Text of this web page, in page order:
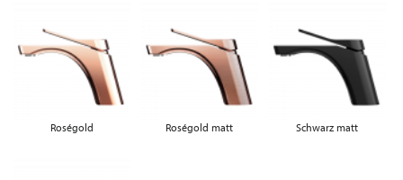
Roségold Roségold matt Schwarz matt